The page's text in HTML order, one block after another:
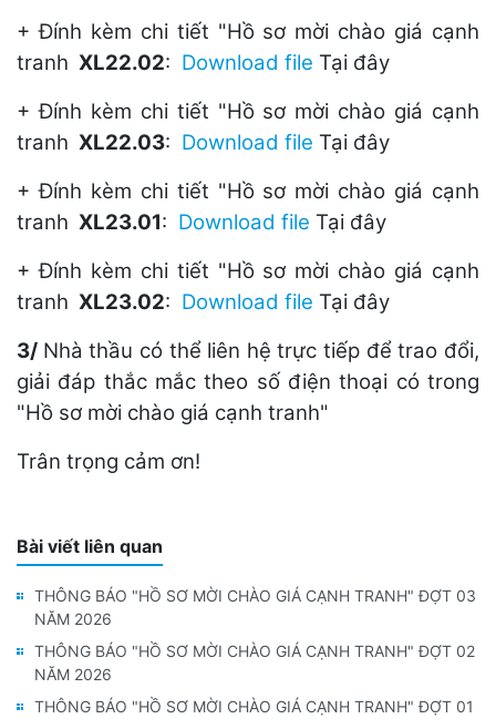
+ Đính kèm chi tiết "Hồ sơ mời chào giá cạnh
tranh XL22.02: Download file Tại đây
+ Đính kèm chi tiết "Hồ sơ mời chào giá cạnh
tranh XL22.03: Download file Tại đây
+ Đính kèm chi tiết "Hồ sơ mời chào giá cạnh
tranh XL23.01: Download file Tại đây
+ Đính kèm chi tiết "Hồ sơ mời chào giá cạnh
tranh XL23.02: Download file Tại đây
3/ Nhà thầu có thể liên hệ trực tiếp để trao đổi,
giải đáp thắc mắc theo số điện thoại có trong
"Hồ sơ mời chào giá cạnh tranh"
Trân trọng cảm ơn!
Bài viết liên quan
THÔNG BÁO "HỒ SƠ MỜI CHÀO GIÁ CẠNH TRANH" ĐỢT 03
NĂM 2026
THÔNG BÁO "HỒ SƠ MỜI CHÀO GIÁ CẠNH TRANH" ĐỢT 02
NĂM 2026
THÔNG BÁO "HỒ SƠ MỜI CHÀO GIÁ CẠNH TRANH" ĐỢT 01